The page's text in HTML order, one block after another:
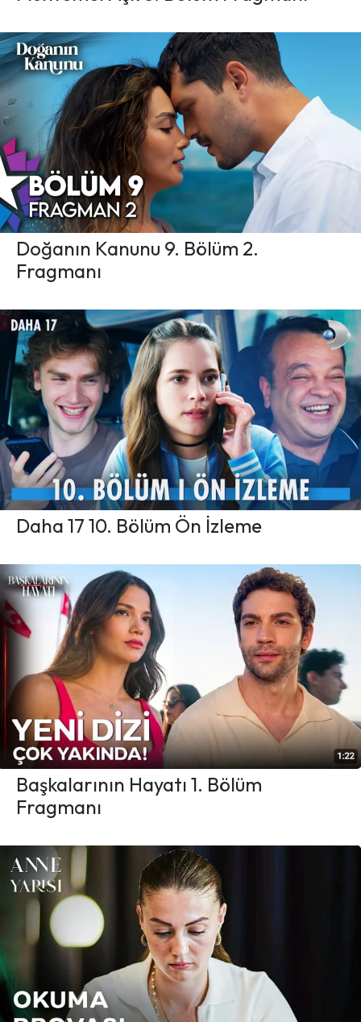
Doğanın Kanunu 9. Bölüm 2.
Fragmanı
Daha 17 10. Bölüm Ön İzleme
Başkalarının Hayatı 1. Bölüm
Fragmanı